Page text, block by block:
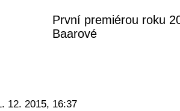
První premiérou roku
Baarové
12. 2015, 16:37